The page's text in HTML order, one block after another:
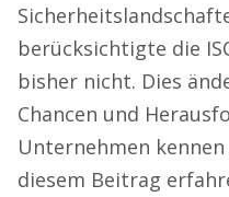
berücksichtigte die
bisher nicht. Dies
Chancen und
Unternehmen
diesem Beitrag